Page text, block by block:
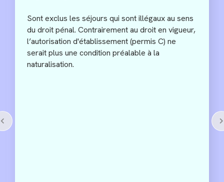
La notion de peine privative de liberté de longue
durée se rattache à celle de l’art. 62, al. 1, let. b
LEI. Selon la pratique du Tribunal fédéral, une
peine privative de liberté est considérée de